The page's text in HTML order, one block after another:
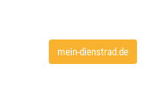
mein-dienstrad.de